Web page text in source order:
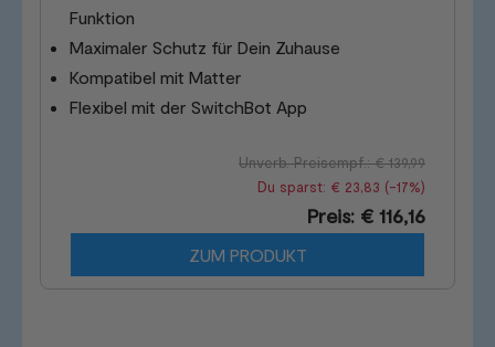
Funktion
Maximaler Schutz für Dein Zuhause
Kompatibel mit Matter
Flexibel mit der SwitchBot App
Unverb. Preisempf.: € 139,99
Du sparst: € 23,83 (-17%)
Preis: € 116,16
ZUM PRODUKT